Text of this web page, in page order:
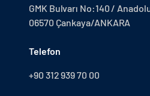
GMK Bulvarı No:140 /
06570 Çankaya/ANKARA
Telefon
+90 312 939 70 00